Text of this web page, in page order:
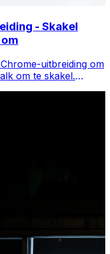
- Skakel
uitbreiding om
om te skakel.